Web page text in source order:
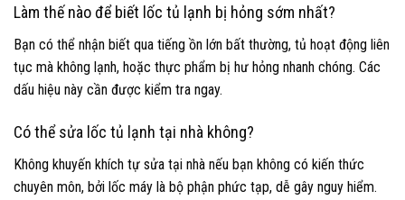
Làm thế nào để biết lốc tủ lạnh bị hỏng sớm nhất?
Bạn có thể nhận biết qua tiếng ồn lớn bất thường, tủ hoạt động liên
tục mà không lạnh, hoặc thực phẩm bị hư hỏng nhanh chóng. Các
dấu hiệu này cần được kiểm tra ngay.
Có thể sửa lốc tủ lạnh tại nhà không?
Không khuyến khích tự sửa tại nhà nếu bạn không có kiến thức
chuyên môn, bởi lốc máy là bộ phận phức tạp, dễ gây nguy hiểm.